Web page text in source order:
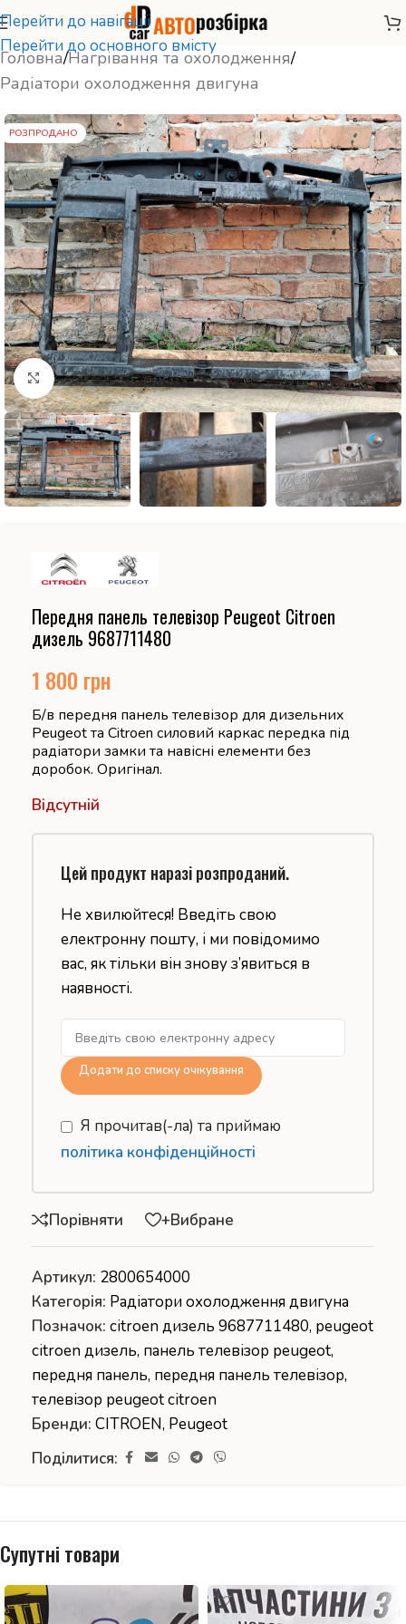
Перейти до навігації
Перейти до основного вмісту
Головна/Нагрівання та охолодження/
Радіатори охолодження двигуна
РОЗПРОДАНО
Натисніть, щоб збільшити
Передня панель телевізор Peugeot Citroen
дизель 9687711480
1 800 грн
Б/в передня панель телевізор для дизельних
Peugeot та Citroen силовий каркас передка під
радіатори замки та навісні елементи без
доробок. Оригінал.
Відсутній
Цей продукт наразі розпроданий.
Не хвилюйтеся! Введіть свою
електронну пошту, і ми повідомимо
вас, як тільки він знову з’явиться в
наявності.
Додати до списку очікування
Я прочитав(-ла) та приймаю
політика конфіденційності
Порівняти +Вибране
Артикул: 2800654000
Категорія: Радіатори охолодження двигуна
Позначок: citroen дизель 9687711480, peugeot
citroen дизель, панель телевізор peugeot,
передня панель, передня панель телевізор,
телевізор peugeot citroen
Бренди: CITROEN, Peugeot
Поділитися:
Супутні товари